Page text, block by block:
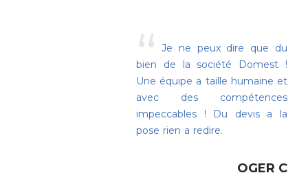
“ Je ne peux dire que du
bien de la société Domest !
Une équipe a taille humaine et
avec des compétences
impeccables ! Du devis a la
pose rien a redire.
OGER C